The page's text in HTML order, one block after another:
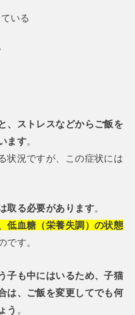
いる
、ストレスなどからご飯を
ます。
状況ですが、この症状には
取る必要があります。
低血糖（栄養失調）の状態
です。
子も中にはいるため、子猫
は、ご飯を変更してでも何
う 。